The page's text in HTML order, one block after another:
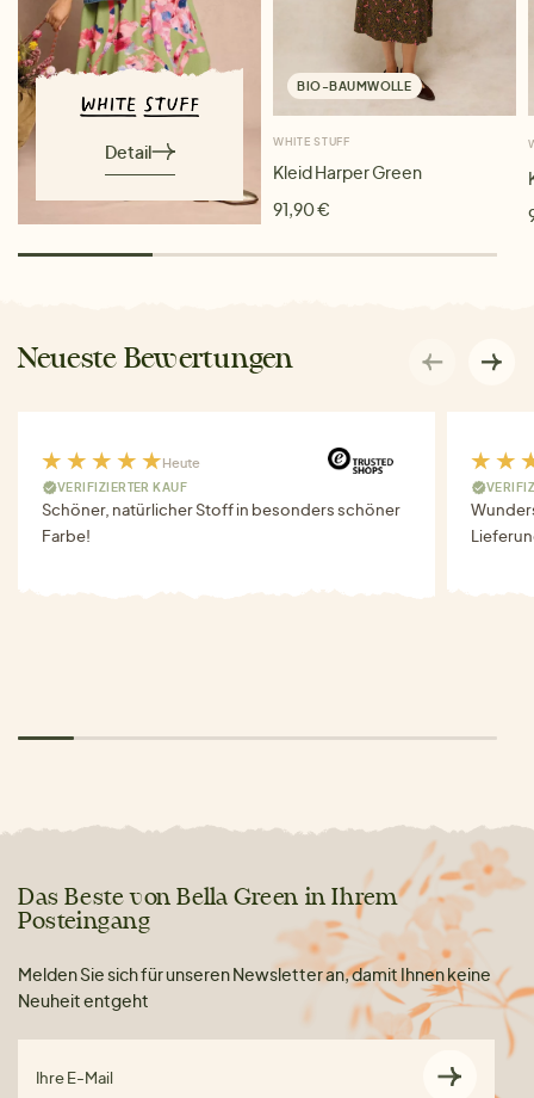
Detail
BIO-BAUMWOLLE
WHITE STUFF
Kleid Harper Green
91,90 €
Neueste Bewertungen
Heute
VERIFIZIERTER KAUF
Schöner, natürlicher Stoff in besonders schöner
Farbe!
Das Beste von Bella Green in Ihrem
Posteingang
Melden Sie sich für unseren Newsletter an, damit Ihnen keine
Neuheit entgeht
Ihre E-Mail